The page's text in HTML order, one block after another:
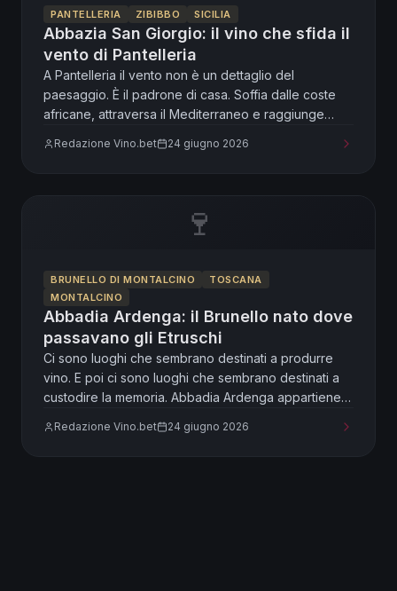
PANTELLERIA ZIBIBBO SICILIA
Abbazia San Giorgio: il vino che sfida il
vento di Pantelleria
A Pantelleria il vento non è un dettaglio del
paesaggio. È il padrone di casa. Soffia dalle coste
africane, attraversa il Mediterraneo e raggiunge
pietre e persone.
Redazione Vino.bet 24 giugno 2026
🍷
BRUNELLO DI MONTALCINO
TOSCANA
MONTALCINO
Abbadia Ardenga: il Brunello nato dove
passavano gli Etruschi
Ci sono luoghi che sembrano destinati a produrre
vino. E poi ci sono luoghi che sembrano destinati a
custodire la memoria. Abbadia Ardenga appartiene
Montalcino diventasse celebre in tutto il mondo,
Redazione Vino.bet 24 giugno 2026